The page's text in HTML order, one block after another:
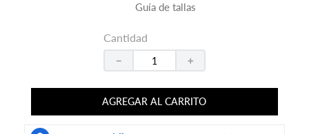
Guía de tallas
Cantidad
＋
－
AGREGAR AL CARRITO